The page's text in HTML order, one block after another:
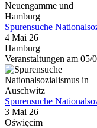
Spurensuche
4 Mai 26
Hamburg
Veranstaltungen am 05/
Spurensuche
3 Mai 26
Oświęcim